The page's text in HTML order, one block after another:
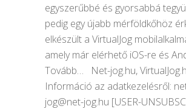
egyszerűbbé és gyorsabbá
pedig egy újabb mérföldkőhöz
elkészült a VirtualJog
amely már elérhető iOS-re és
Tovább… Net-jog.hu,
Információ az adatkezelésről:
jog@net-jog.hu [USER-